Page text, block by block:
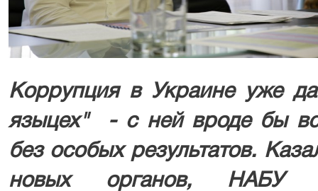
Коррупция в Украине уже
языцех" - с ней вроде бы
без особых результатов.
новых органов, НАБУ